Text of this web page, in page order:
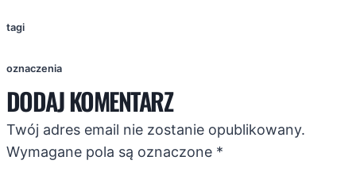
tagi
oznaczenia
DODAJ KOMENTARZ
Twój adres email nie zostanie opublikowany.
Wymagane pola są oznaczone *